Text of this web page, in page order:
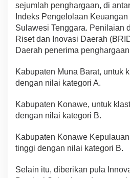
sejumlah penghargaan, di
Indeks Pengelolaan
Sulawesi Tenggara. Penilaian
Riset dan Inovasi Daerah
Daerah penerima
Kabupaten Muna Barat, untuk
dengan nilai kategori A.
Kabupaten Konawe, untuk
dengan nilai kategori B.
Kabupaten Konawe
tinggi dengan nilai kategori B.
Selain itu, diberikan pula